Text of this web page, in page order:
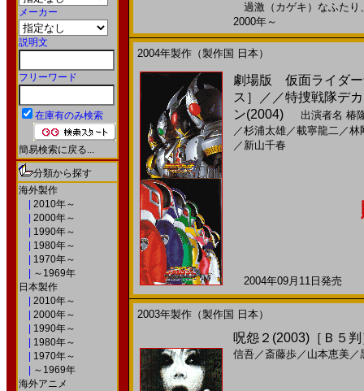
メーカー
説明文
フリーワード
在庫有のみ検索
簡易検索に戻る...
分類から探す
海外製作
2010年～
2000年～
1990年～
1980年～
1970年～
～1969年
日本製作
2010年～
2000年～
1990年～
1980年～
1970年～
～1969年
海外アニメ
過激（カゲキ）なふた
2000年～
2004年製作（製作国 日本）
劇場版 仮面ライダ
ス］／／特捜戦隊デ
ン(2004) 出演者名 椿
／杉浦太雄／載寧龍二／林
／ 新山千春
2004年09月11日発売
2003年製作（製作国 日本）
呪怨２(2003)［Ｂ５
信吾／ 斎藤歩／ 山本恵美／